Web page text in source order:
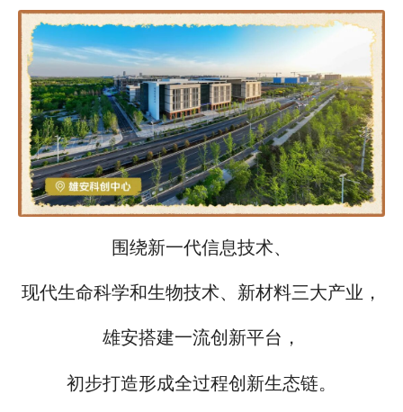
围绕新一代信息技术、
现代生命科学和生物技术、新材料三大产业，
雄安搭建一流创新平台，
初步打造形成全过程创新生态链。